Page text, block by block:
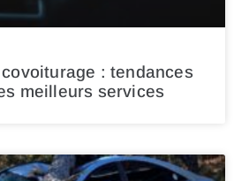
: tendances
meilleurs services